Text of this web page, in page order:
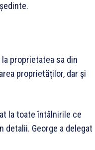
proprietatea sa din
proprietăţilor, dar şi
la toate întâlnirile ce
detalii. George a delegat